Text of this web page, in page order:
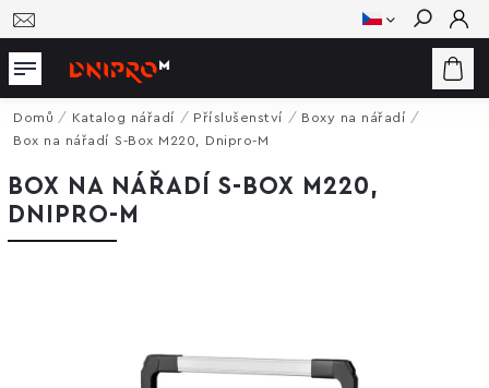
Hledat
Domů / Katalog nářadí / Příslušenství / Boxy na nářadí /
Box na nářadí S-Box M220, Dnipro-M
BOX NA NÁŘADÍ S-BOX M220,
DNIPRO-M